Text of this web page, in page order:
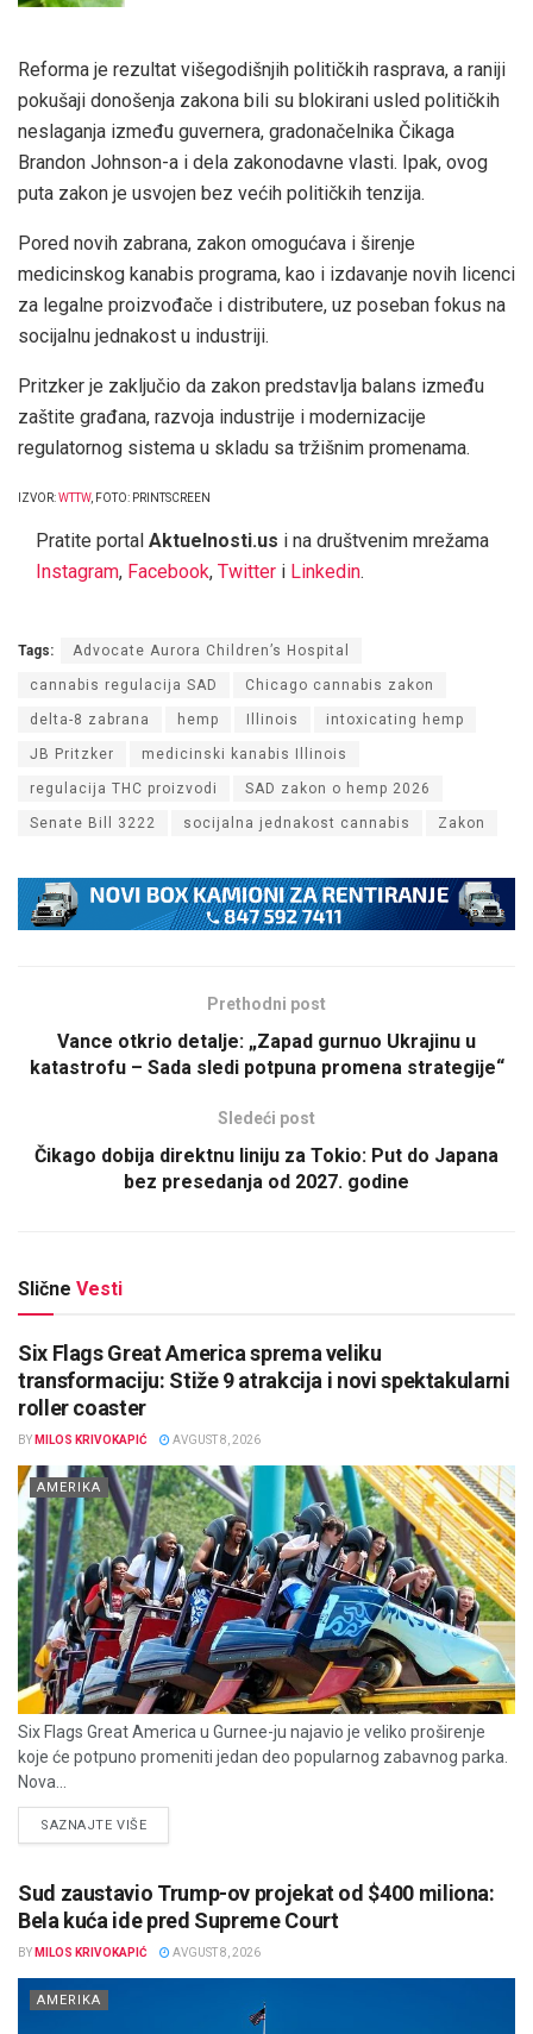
Reforma je rezultat višegodišnjih političkih rasprava, a raniji
pokušaji donošenja zakona bili su blokirani usled političkih
neslaganja između guvernera, gradonačelnika Čikaga
Brandon Johnson-a i dela zakonodavne vlasti. Ipak, ovog
puta zakon je usvojen bez većih političkih tenzija.
Pored novih zabrana, zakon omogućava i širenje
medicinskog kanabis programa, kao i izdavanje novih licenci
za legalne proizvođače i distributere, uz poseban fokus na
socijalnu jednakost u industriji.
Pritzker je zaključio da zakon predstavlja balans između
zaštite građana, razvoja industrije i modernizacije
regulatornog sistema u skladu sa tržišnim promenama.
IZVOR:WTTW, FOTO: PRINTSCREEN
Pratite portal Aktuelnosti.us i na društvenim mrežama
Instagram, Facebook, Twitter i Linkedin.
Tags: Advocate Aurora Children’s Hospital
cannabis regulacija SAD Chicago cannabis zakon
delta-8 zabrana hemp Illinois intoxicating hemp
JB Pritzker medicinski kanabis Illinois
regulacija THC proizvodi SAD zakon o hemp 2026
Senate Bill 3222 socijalna jednakost cannabis Zakon
Prethodni post
Vance otkrio detalje: „Zapad gurnuo Ukrajinu u
katastrofu – Sada sledi potpuna promena strategije“
Sledeći post
Čikago dobija direktnu liniju za Tokio: Put do Japana
bez presedanja od 2027. godine
Slične Vesti
Six Flags Great America sprema veliku
transformaciju: Stiže 9 atrakcija i novi spektakularni
roller coaster
BY MILOS KRIVOKAPIĆ AVGUST 8, 2026
AMERIKA
Six Flags Great America u Gurnee-ju najavio je veliko proširenje
koje će potpuno promeniti jedan deo popularnog zabavnog parka.
Nova...
SAZNAJTE VIŠEDETAILS
Sud zaustavio Trump-ov projekat od $400 miliona:
Bela kuća ide pred Supreme Court
BY MILOS KRIVOKAPIĆ AVGUST 8, 2026
AMERIKA